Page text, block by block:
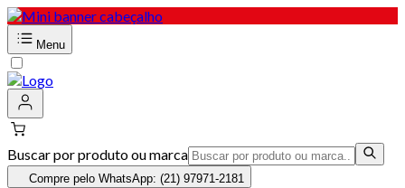
Menu
Buscar por produto ou marca
Compre pelo WhatsApp: (21) 97971-2181